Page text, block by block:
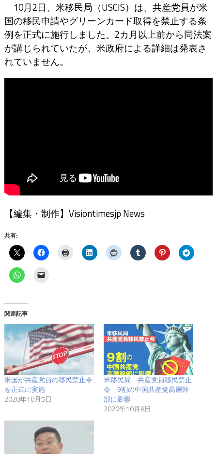
10月2日、米移民局（USCIS）は、共産党員が米
国の移民申請やグリーンカード取得を禁止する条
例を正式に施行しました。2カ月以上前から同法案
が講じられていたが、米政府による詳細は発表さ
れていません。
【編集・制作】Visiontimesjp News
共有:
関連記事
米国が共産党員の移民禁止令
を正式に実施
2020年10月5日
米移民局 共産党員移民禁止
令 9割の中国共産党高層幹
部に影響
2020年10月8日